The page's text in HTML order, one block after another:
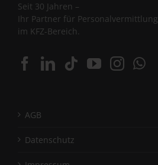
Seit 30 Jahren –
Ihr Partner für Personalvermittlung
im KFZ-Bereich.
AGB
Datenschutz